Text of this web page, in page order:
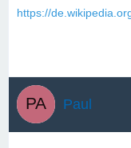
https://
Paul